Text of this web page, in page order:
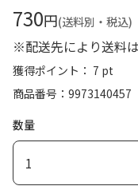
730円(送料別・税込)
※配送先により送料
獲得ポイント： 7 pt
商品番号
9973140457
数量
1